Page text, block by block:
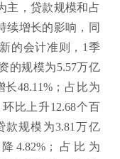
主，贷款规模和占
续增长的影响，同
的会计准则，1季
的规模为5.57万亿
48.11%；占比为
比上升12.68个百
规模为3.81万亿
4.82%；占比为